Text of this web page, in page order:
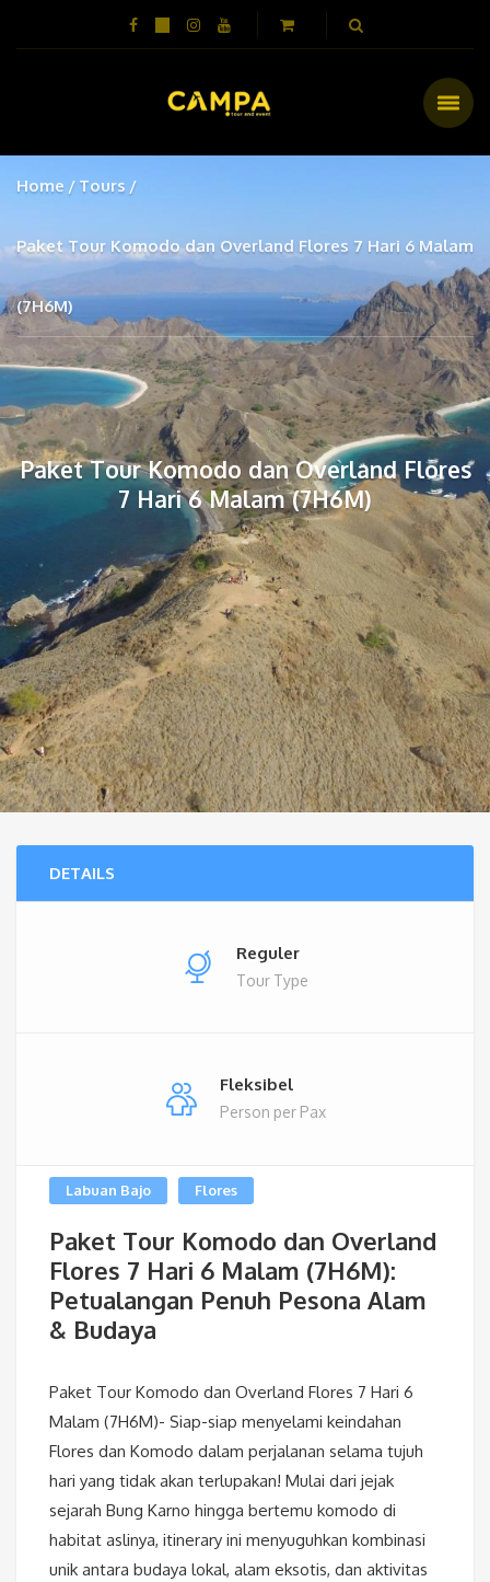
Home Tours
Paket Tour Komodo dan Overland Flores 7 Hari 6 Malam
(7H6M)
Paket Tour Komodo dan Overland Flores
7 Hari 6 Malam (7H6M)
DETAILS
Reguler
Tour Type
Fleksibel
Person per Pax
Labuan Bajo Flores
Paket Tour Komodo dan Overland
Flores 7 Hari 6 Malam (7H6M):
Petualangan Penuh Pesona Alam
& Budaya
Paket Tour Komodo dan Overland Flores 7 Hari 6
Malam (7H6M)- Siap-siap menyelami keindahan
Flores dan Komodo dalam perjalanan selama tujuh
hari yang tidak akan terlupakan! Mulai dari jejak
sejarah Bung Karno hingga bertemu komodo di
habitat aslinya, itinerary ini menyuguhkan kombinasi
unik antara budaya lokal, alam eksotis, dan aktivitas